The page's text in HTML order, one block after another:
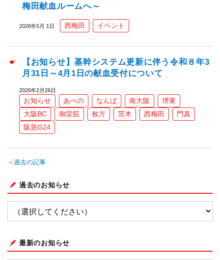
梅田献血ルームへ～
2026年5月 1日 西梅田 イベント
【お知らせ】基幹システム更新に伴う令和８年3
月31日～4月1日の献血受付について
2026年2月26日
お知らせ あべの なんば 南大阪
堺東
大阪BC
御堂筋 枚方 茨木 西梅田
門真
阪急G24
＜過去の記事
過去のお知らせ
最新のお知らせ